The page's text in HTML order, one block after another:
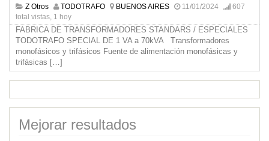
Z Otros TODOTRAFO BUENOS AIRES 11/01/2024
607
total vistas, 1 hoy
FABRICA DE TRANSFORMADORES STANDARS / ESPECIALES
TODOTRAFO SPECIAL DE 1 VA a 70kVA Transformadores
monofásicos y trifásicos Fuente de alimentación monofásicas y
trifásicas […]
Mejorar resultados